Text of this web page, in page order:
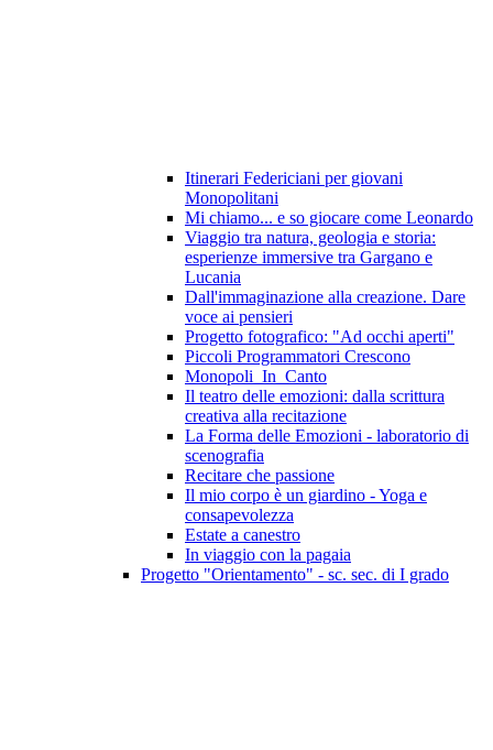
Itinerari Federiciani per giovani
Monopolitani
Mi chiamo... e so giocare come Leonardo
Viaggio tra natura, geologia e storia:
esperienze immersive tra Gargano e
Lucania
Dall'immaginazione alla creazione. Dare
voce ai pensieri
Progetto fotografico: "Ad occhi aperti"
Piccoli Programmatori Crescono
Monopoli_In_Canto
Il teatro delle emozioni: dalla scrittura
creativa alla recitazione
La Forma delle Emozioni - laboratorio di
scenografia
Recitare che passione
Il mio corpo è un giardino - Yoga e
consapevolezza
Estate a canestro
In viaggio con la pagaia
Progetto "Orientamento" - sc. sec. di I grado